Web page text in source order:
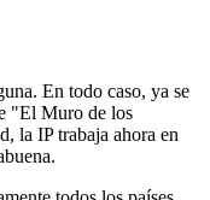
En todo caso, ya se
"El Muro de los
la IP trabaja ahora en